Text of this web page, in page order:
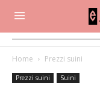
Home Prezzi suini
Prezzi suini Suini